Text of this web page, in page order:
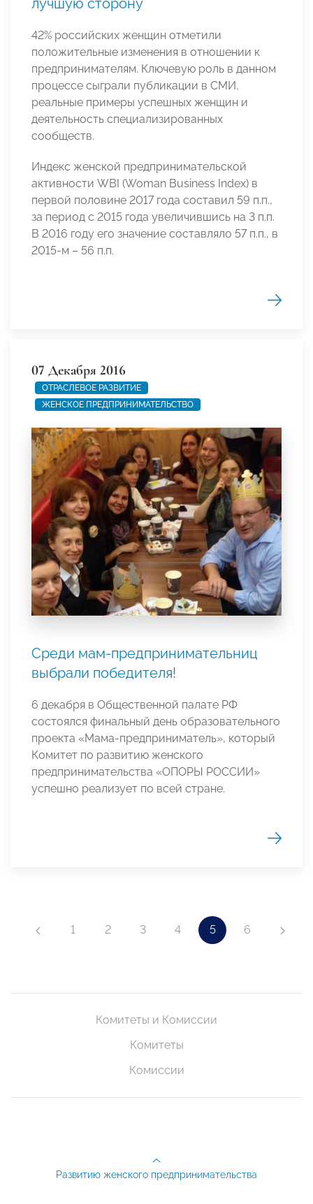
лучшую сторону
42% российских женщин отметили
положительные изменения в отношении к
предпринимателям. Ключевую роль в данном
процессе сыграли публикации в СМИ,
реальные примеры успешных женщин и
деятельность специализированных
сообществ.
Индекс женской предпринимательской
активности WBI (Woman Business Index) в
первой половине 2017 года составил 59 п.п.,
за период с 2015 года увеличившись на 3 п.п.
В 2016 году его значение составляло 57 п.п., в
2015-м – 56 п.п.
07 Декабря 2016
ОТРАСЛЕВОЕ РАЗВИТИЕ
ЖЕНСКОЕ ПРЕДПРИНИМАТЕЛЬСТВО
Среди мам-предпринимательниц
выбрали победителя!
6 декабря в Общественной палате РФ
состоялся финальный день образовательного
проекта «Мама-предприниматель», который
Комитет по развитию женского
предпринимательства «ОПОРЫ РОССИИ»
успешно реализует по всей стране.
1 2 3 4 5 6
Комитеты и Комиссии
Комитеты
Комиссии
Развитию женского предпринимательства